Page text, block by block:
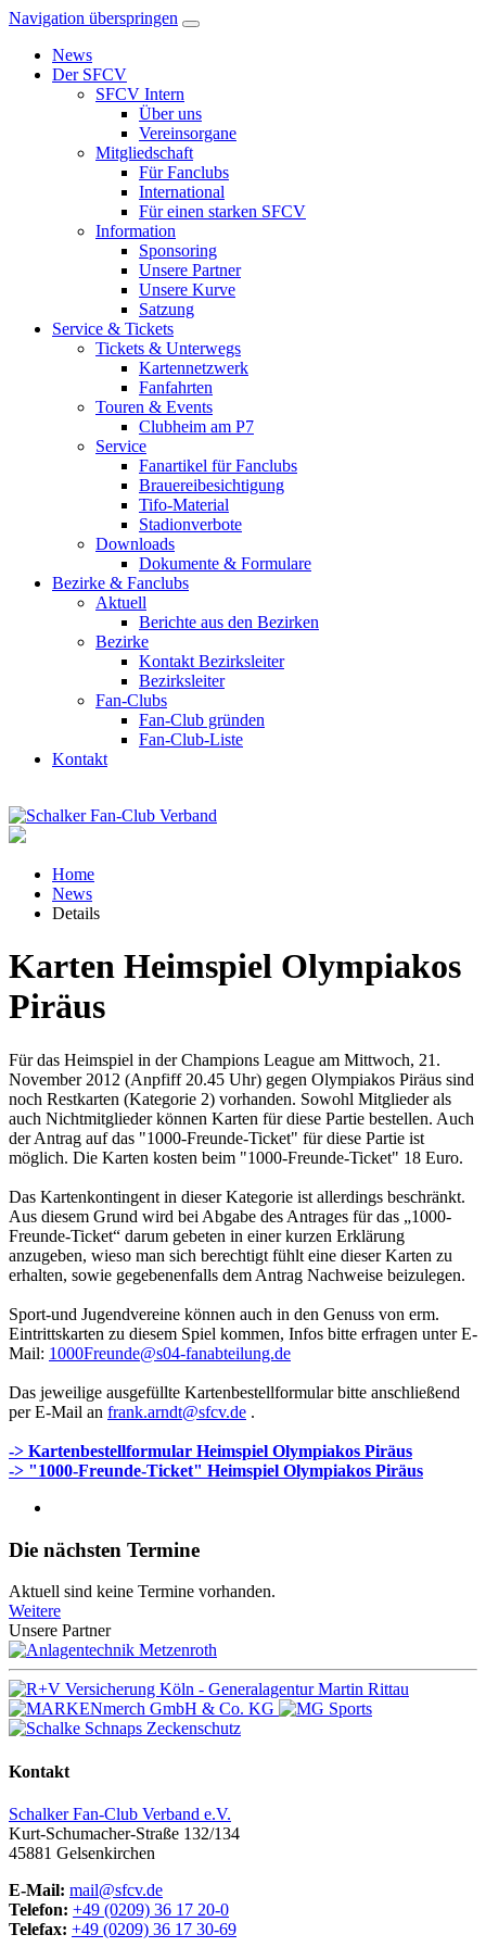
Navigation überspringen
News
Der SFCV
SFCV Intern
Über uns
Vereinsorgane
Mitgliedschaft
Für Fanclubs
International
Für einen starken SFCV
Information
Sponsoring
Unsere Partner
Unsere Kurve
Satzung
Service & Tickets
Tickets & Unterwegs
Kartennetzwerk
Fanfahrten
Touren & Events
Clubheim am P7
Service
Fanartikel für Fanclubs
Brauereibesichtigung
Tifo-Material
Stadionverbote
Downloads
Dokumente & Formulare
Bezirke & Fanclubs
Aktuell
Berichte aus den Bezirken
Bezirke
Kontakt Bezirksleiter
Bezirksleiter
Fan-Clubs
Fan-Club gründen
Fan-Club-Liste
Kontakt
Home
News
Details
Karten Heimspiel Olympiakos
Piräus
Für das Heimspiel in der Champions League am Mittwoch, 21.
November 2012 (Anpfiff 20.45 Uhr) gegen Olympiakos Piräus sind
noch Restkarten (Kategorie 2) vorhanden. Sowohl Mitglieder als
auch Nichtmitglieder können Karten für diese Partie bestellen. Auch
der Antrag auf das "1000-Freunde-Ticket" für diese Partie ist
möglich. Die Karten kosten beim "1000-Freunde-Ticket" 18 Euro.
Das Kartenkontingent in dieser Kategorie ist allerdings beschränkt.
Aus diesem Grund wird bei Abgabe des Antrages für das „1000-
Freunde-Ticket“ darum gebeten in einer kurzen Erklärung
anzugeben, wieso man sich berechtigt fühlt eine dieser Karten zu
erhalten, sowie gegebenenfalls dem Antrag Nachweise beizulegen.
Sport-und Jugendvereine können auch in den Genuss von erm.
Eintrittskarten zu diesem Spiel kommen, Infos bitte erfragen unter E-
Mail: 1000Freunde@s04-fanabteilung.de
Das jeweilige ausgefüllte Kartenbestellformular bitte anschließend
per E-Mail an frank.arndt@sfcv.de .
-> Kartenbestellformular Heimspiel Olympiakos Piräus
-> "1000-Freunde-Ticket" Heimspiel Olympiakos Piräus
Die nächsten Termine
Aktuell sind keine Termine vorhanden.
Weitere
Unsere Partner
Kontakt
Schalker Fan-Club Verband e.V.
Kurt-Schumacher-Straße 132/134
45881 Gelsenkirchen
E-Mail: mail@sfcv.de
Telefon: +49 (0209) 36 17 20-0
Telefax: +49 (0209) 36 17 30-69